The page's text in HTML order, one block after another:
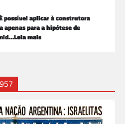
possível aplicar à construtora
para a hipótese de
mais